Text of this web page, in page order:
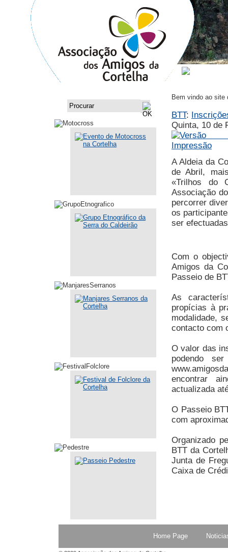
Bem vindo ao site
BTT:
Quinta, 10 de
A Aldeia da
de Abril,
«Trilhos do
Associação
percorrer
os
ser
Com o
Amigos da
Passeio de
As
propícias à
modalidade,
contacto com
O valor das
podendo
encontrar
actualizada
O Passeio
com
Organizado
BTT da
Junta de
Caixa de
Home Page